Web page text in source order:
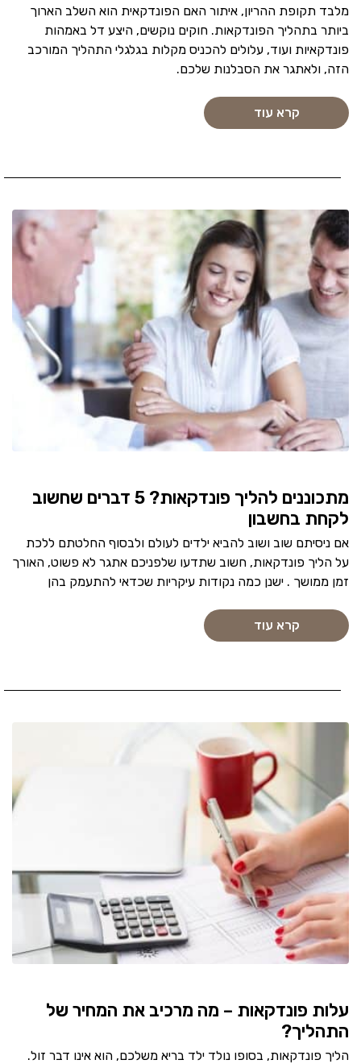
מלבד תקופת ההריון, איתור האם הפונדקאית הוא השלב הארוך
ביותר בתהליך הפונדקאות. חוקים נוקשים, היצע דל באמהות
פונדקאיות ועוד, עלולים להכניס מקלות בגלגלי התהליך המורכב
הזה, ולאתגר את הסבלנות שלכם.
קרא עוד
מתכוננים להליך פונדקאות? 5 דברים שחשוב
לקחת בחשבון
אם ניסיתם שוב ושוב להביא ילדים לעולם ולבסוף החלטתם ללכת
על הליך פונדקאות, חשוב שתדעו שלפניכם אתגר לא פשוט, האורך
זמן ממושך . ישנן כמה נקודות עיקריות שכדאי להתעמק בהן
קרא עוד
עלות פונדקאות – מה מרכיב את המחיר של
התהליך?
הליך פונדקאות, בסופו נולד ילד בריא משלכם, הוא אינו דבר זול.